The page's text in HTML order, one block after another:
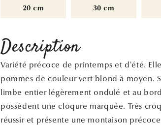
20 cm 30 cm
Description
Variété précoce de printemps et d'été.
pommes de couleur vert blond à moyen.
limbe entier légèrement ondulé et au
possèdent une cloqure marquée. Très
réussir et présente une montaison